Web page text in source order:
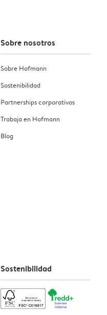
Sobre nosotros
Sobre Hofmann
Sostenibilidad
Partnerships corporativos
Trabaja en Hofmann
Blog
Sostenibilidad